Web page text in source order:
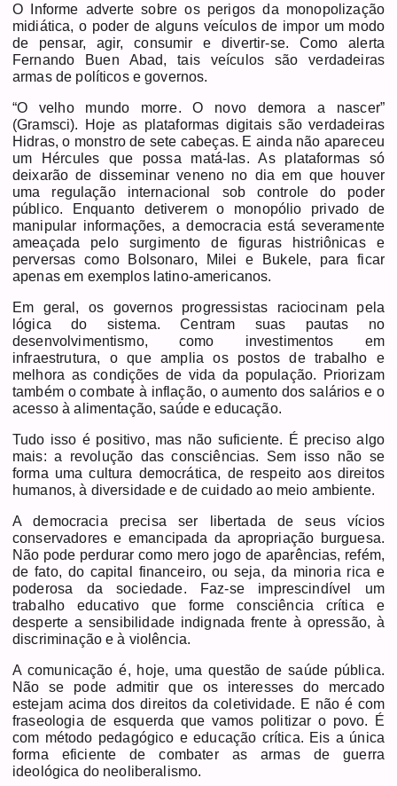
O Informe adverte sobre os perigos da monopolização
midiática, o poder de alguns veículos de impor um modo
de pensar, agir, consumir e divertir-se. Como alerta
Fernando Buen Abad, tais veículos são verdadeiras
armas de políticos e governos.
“O velho mundo morre. O novo demora a nascer”
(Gramsci). Hoje as plataformas digitais são verdadeiras
Hidras, o monstro de sete cabeças. E ainda não apareceu
um Hércules que possa matá-las. As plataformas só
deixarão de disseminar veneno no dia em que houver
uma regulação internacional sob controle do poder
público. Enquanto detiverem o monopólio privado de
manipular informações, a democracia está severamente
ameaçada pelo surgimento de figuras histriônicas e
perversas como Bolsonaro, Milei e Bukele, para ficar
apenas em exemplos latino-americanos.
Em geral, os governos progressistas raciocinam pela
lógica do sistema. Centram suas pautas no
desenvolvimentismo, como investimentos em
infraestrutura, o que amplia os postos de trabalho e
melhora as condições de vida da população. Priorizam
também o combate à inflação, o aumento dos salários e o
acesso à alimentação, saúde e educação.
Tudo isso é positivo, mas não suficiente. É preciso algo
mais: a revolução das consciências. Sem isso não se
forma uma cultura democrática, de respeito aos direitos
humanos, à diversidade e de cuidado ao meio ambiente.
A democracia precisa ser libertada de seus vícios
conservadores e emancipada da apropriação burguesa.
Não pode perdurar como mero jogo de aparências, refém,
de fato, do capital financeiro, ou seja, da minoria rica e
poderosa da sociedade. Faz-se imprescindível um
trabalho educativo que forme consciência crítica e
desperte a sensibilidade indignada frente à opressão, à
discriminação e à violência.
A comunicação é, hoje, uma questão de saúde pública.
Não se pode admitir que os interesses do mercado
estejam acima dos direitos da coletividade. E não é com
fraseologia de esquerda que vamos politizar o povo. É
com método pedagógico e educação crítica. Eis a única
forma eficiente de combater as armas de guerra
ideológica do neoliberalismo.